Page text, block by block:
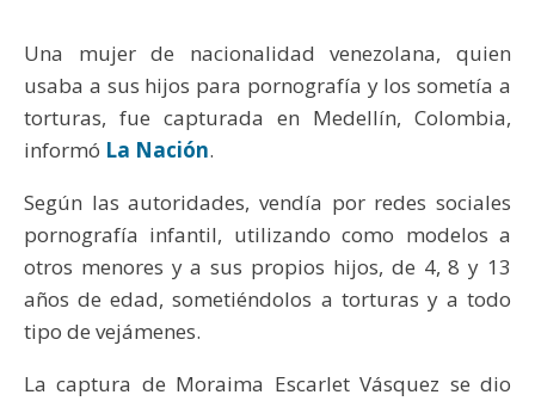
Una mujer de nacionalidad venezolana, quien
usaba a sus hijos para pornografía y los sometía a
torturas, fue capturada en Medellín, Colombia,
informó La Nación.
Según las autoridades, vendía por redes sociales
pornografía infantil, utilizando como modelos a
otros menores y a sus propios hijos, de 4, 8 y 13
años de edad, sometiéndolos a torturas y a todo
tipo de vejámenes.
La captura de Moraima Escarlet Vásquez se dio